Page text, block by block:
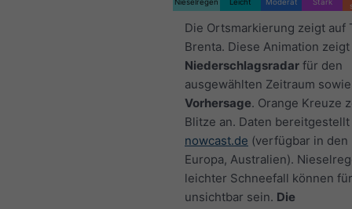
Nieselregen Leicht Moderat Stark
Die Ortsmarkierung zeigt auf
Brenta. Diese Animation zeigt
Niederschlagsradar für den
ausgewählten Zeitraum
Vorhersage. Orange Kreuze
Blitze an. Daten
nowcast.de (verfügbar in den
Europa, Australien).
leichter Schneefall können
unsichtbar sein. Die